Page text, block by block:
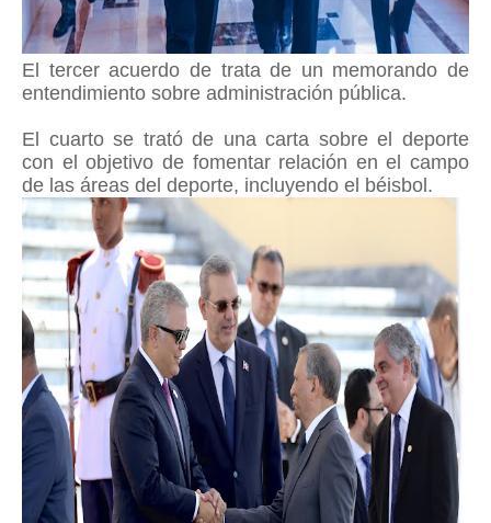
El tercer acuerdo de trata de un memorando de
entendimiento sobre administración pública.
El cuarto se trató de una carta sobre el deporte
con el objetivo de fomentar relación en el campo
de las áreas del deporte, incluyendo el béisbol.